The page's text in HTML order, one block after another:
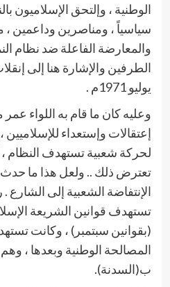
الوطنية ، وإلتحق الإسلاميون
سياسياً ، ومناصرين وداعمين ،
والمعارضة الفاعلة ضد نظام
يوليو 1971م .
وعليه كان ما قام به اللواء
إعتقالات وإستعداء للإسلاميين
لحركة شعبية تستهدف النظام ،
تعترض ذلك .. ولعل هذا ما حدث
الإنتفاضة الشعبية إلى الشارع
تستهدف قوانين الشريعة
(بقوانين سبتمبر) ، وكانت
المصالحة الوطنية وبعدها ،
ب(السدنة).